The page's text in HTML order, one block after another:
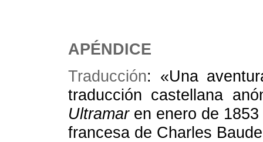
APÉNDICE
Traducción: «Una
traducción castellana
Ultramaren enero de 1853
francesa de Charles